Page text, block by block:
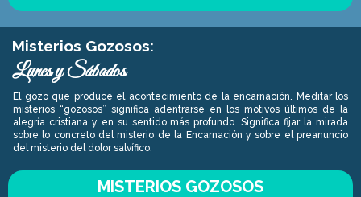
Misterios Gozosos:
Lunes y Sábados
El gozo que produce el acontecimiento de la encarnación. Meditar los
misterios “gozosos” significa adentrarse en los motivos últimos de la
alegría cristiana y en su sentido más profundo. Significa fijar la mirada
sobre lo concreto del misterio de la Encarnación y sobre el preanuncio
del misterio del dolor salvífico.
MISTERIOS GOZOSOS